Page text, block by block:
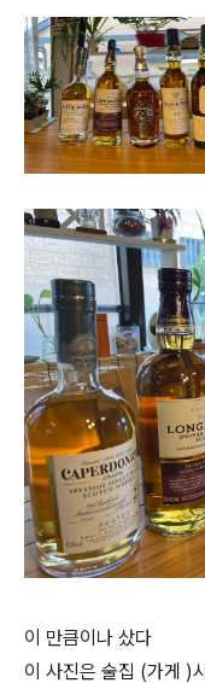
이 만큼이나 샀다
이 사진은 술집 (가게 )